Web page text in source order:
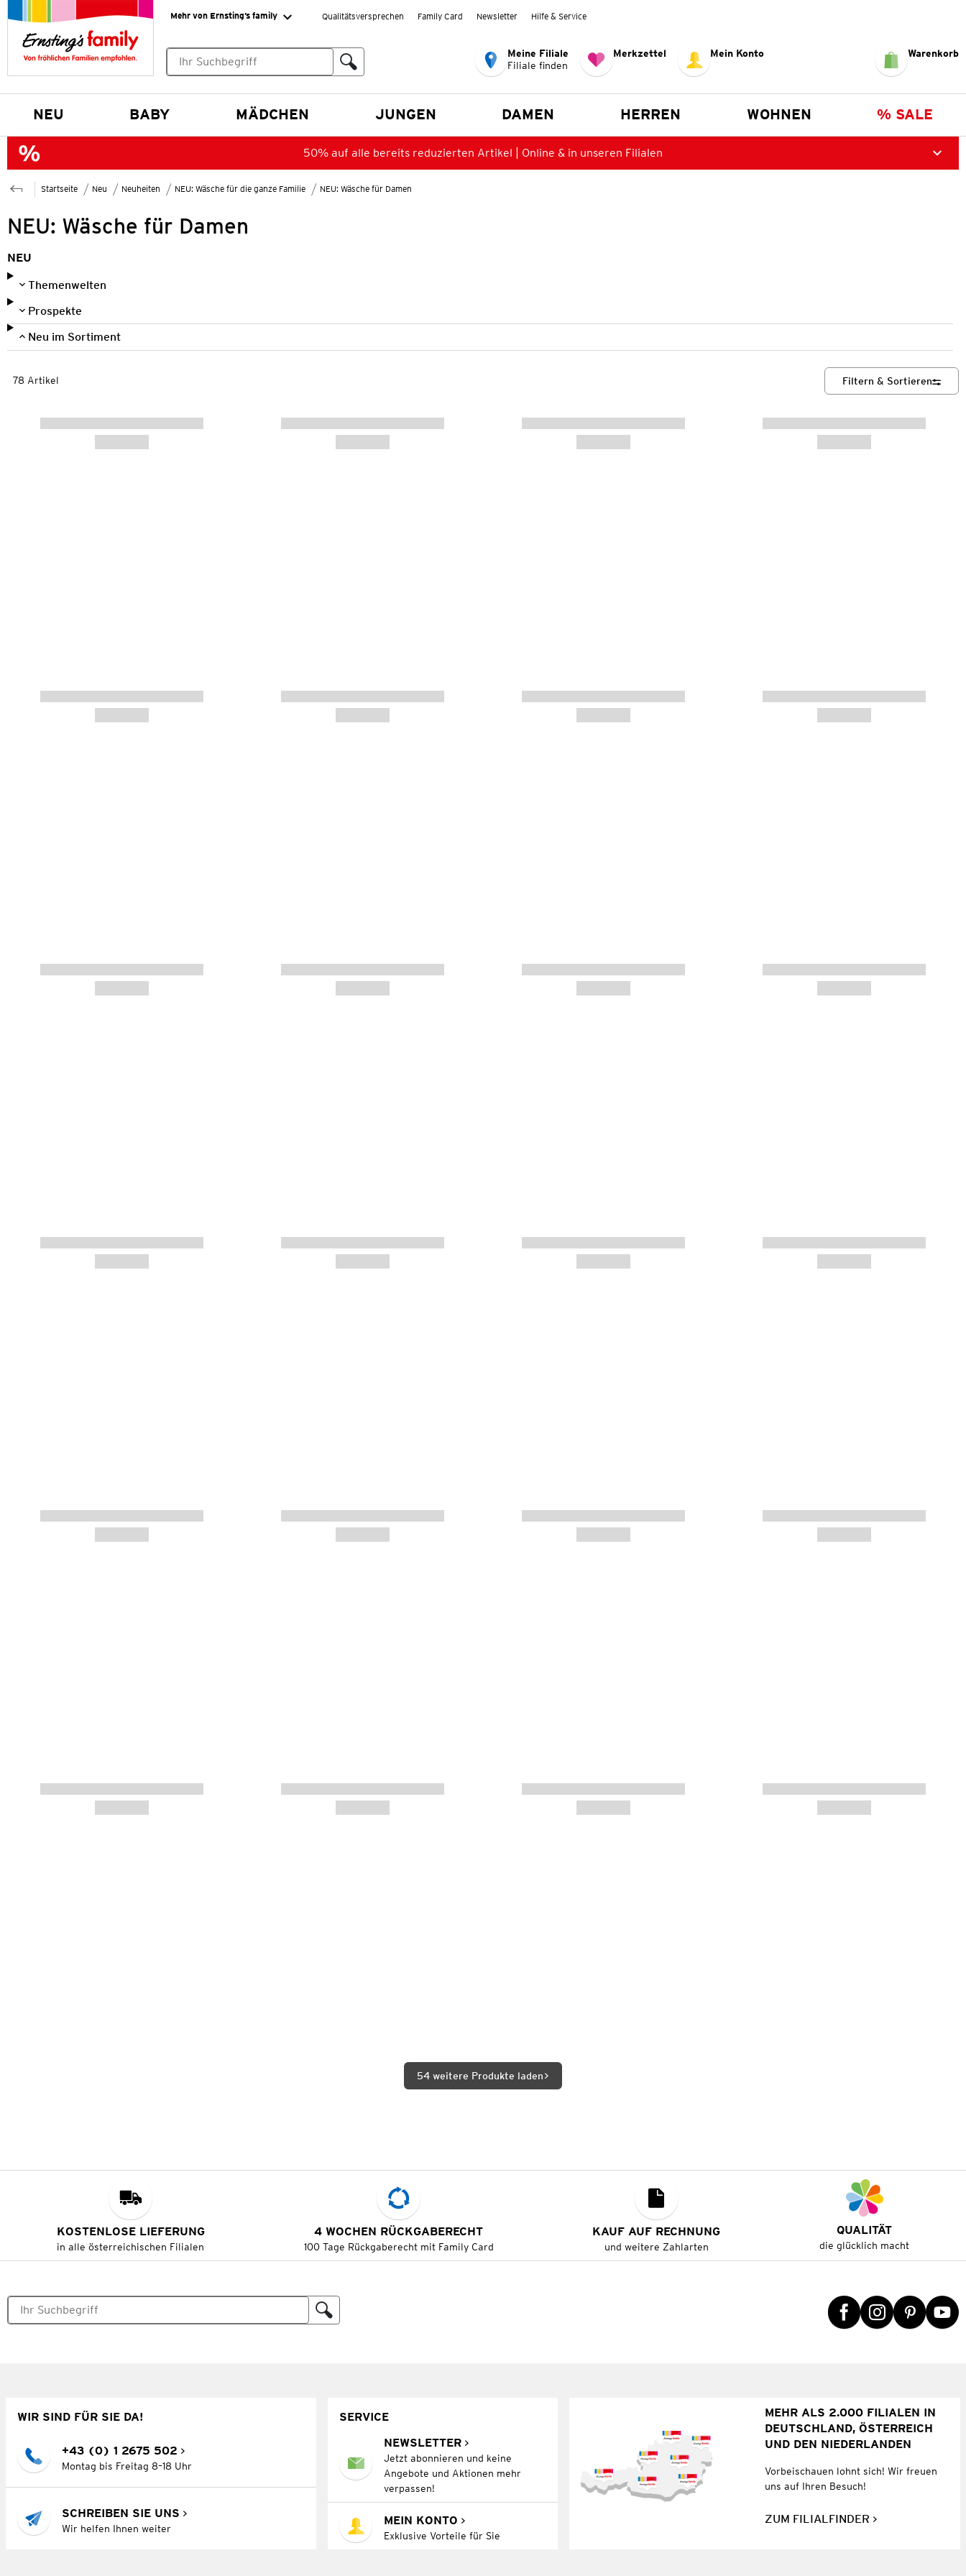
Mehr von Ernsting’s family Qualitätsversprechen Family Card Newsletter Hilfe & Service
Meine Filiale
Filiale finden
Merkzettel Mein Konto Warenkorb
NEU BABY MÄDCHEN JUNGEN DAMEN HERREN WOHNEN % SALE
50% auf alle bereits reduzierten Artikel | Online & in unseren Filialen
Startseite Neu Neuheiten NEU: Wäsche für die ganze Familie NEU: Wäsche für Damen
NEU: Wäsche für Damen
NEU
Themenwelten
Prospekte
Neu im Sortiment
78 Artikel Filtern & Sortieren
54 weitere Produkte laden
KOSTENLOSE LIEFERUNG
in alle österreichischen Filialen
4 WOCHEN RÜCKGABERECHT
100 Tage Rückgaberecht mit Family Card
KAUF AUF RECHNUNG
und weitere Zahlarten
QUALITÄT
die glücklich macht
WIR SIND FÜR SIE DA!
+43 (0) 1 2675 502
Montag bis Freitag 8–18 Uhr
SCHREIBEN SIE UNS
Wir helfen Ihnen weiter
SERVICE
NEWSLETTER
Jetzt abonnieren und keine
Angebote und Aktionen mehr
verpassen!
MEIN KONTO
Exklusive Vorteile für Sie
MEHR ALS 2.000 FILIALEN IN
DEUTSCHLAND, ÖSTERREICH
UND DEN NIEDERLANDEN
Vorbeischauen lohnt sich! Wir freuen
uns auf Ihren Besuch!
ZUM FILIALFINDER